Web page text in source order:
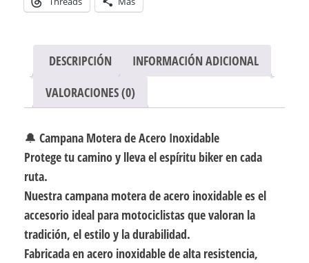
DESCRIPCIÓN
INFORMACIÓN ADICIONAL
VALORACIONES (0)
🔔 Campana Motera de Acero Inoxidable
Protege tu camino y lleva el espíritu biker en cada
ruta.
Nuestra campana motera de acero inoxidable es el
accesorio ideal para motociclistas que valoran la
tradición, el estilo y la durabilidad.
Fabricada en acero inoxidable de alta resistencia,